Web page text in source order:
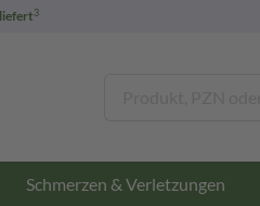
3
Schmerzen & Verletzungen